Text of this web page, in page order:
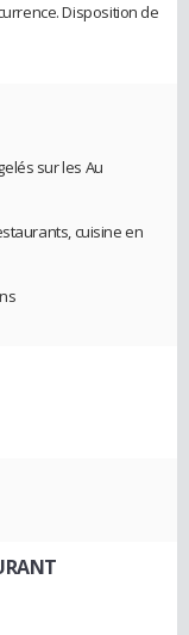
Disposition de
sur les Au
cuisine en